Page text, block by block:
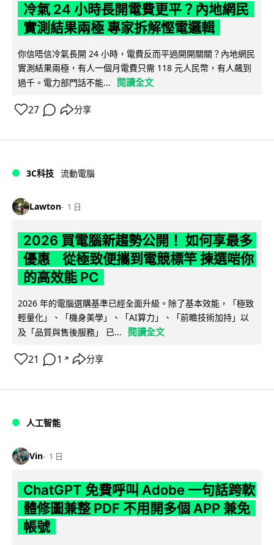
冷氣 24 小時長開電費更平？內地網民
實測結果兩極 專家拆解慳電邏輯
你信唔信冷氣長開 24 小時，電費反而平過開開關關？內地網民
實測結果兩極，有人一個月電費只需 118 元人民幣，有人飆到
過千。電力部門話不能...
閱讀全文
27 分享
3C科技 流動電腦
Lawton 1 日
2026 買電腦新趨勢公開！ 如何享最多
優惠 從極致便攜到電競標竿 揀選啱你
的高效能 PC
2026 年的電腦選購基準已經全面升級。除了基本效能，「極致
輕量化」、「機身美學」、「AI算力」、「前瞻技術加持」以
及「品質與售後服務」 已...
閱讀全文
21 1 ↗ 分享
人工智能
Vin 1 日
ChatGPT 免費呼叫 Adobe 一句話跨軟
體修圖兼整 PDF 不用開多個 APP 兼免
帳號